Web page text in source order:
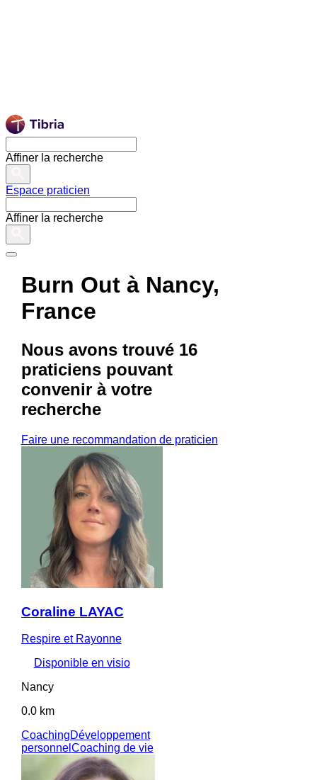
Affiner la recherche
Espace praticien
Affiner la recherche
Burn Out à Nancy,
France
Nous avons trouvé 16
praticienspouvant
convenir à votre
recherche
Faire une recommandation de praticien
Coraline LAYAC
Respire et Rayonne
Disponible en visio
Nancy
0.0 km
CoachingDéveloppement
personnel Coaching de vie